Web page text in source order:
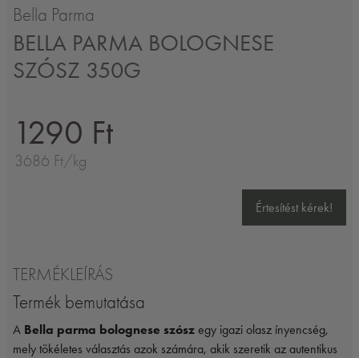
Bella Parma
BELLA PARMA BOLOGNESE
SZÓSZ 350G
1290 Ft
3686 Ft/kg
Értesítést kérek!
TERMÉKLEÍRÁS
Termék bemutatása
A Bella parma bolognese szósz egy igazi olasz ínyencség,
mely tökéletes választás azok számára, akik szeretik az autentikus